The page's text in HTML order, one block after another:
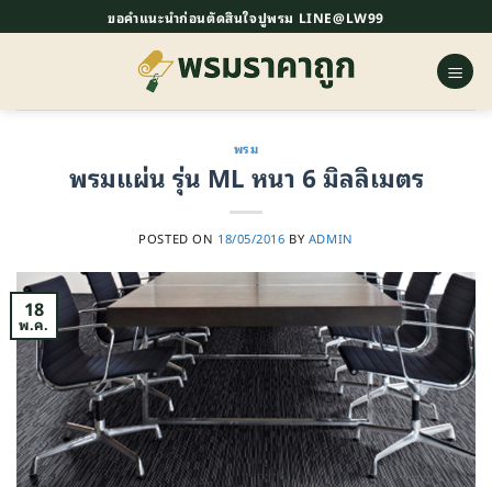
ไป
ขอคำแนะนำก่อนตัดสินใจปูพรม LINE@LW99
พรม
พรมแผ่น รุ่น ML หนา 6 มิลลิเมตร
POSTED ON 18/05/2016 BY ADMIN
18
พ.ค.